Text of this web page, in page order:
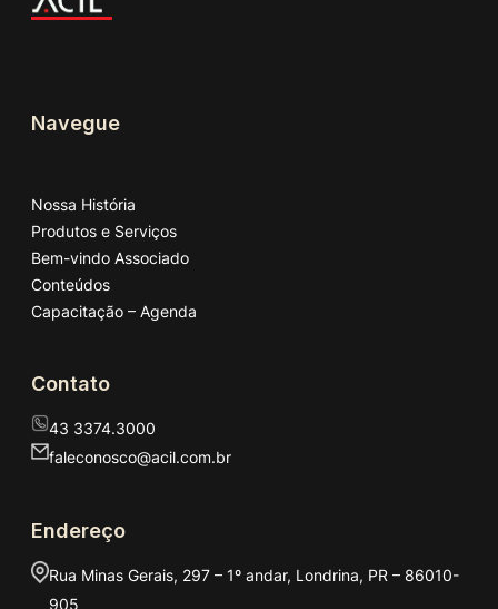
Navegue
Nossa História
Produtos e Serviços
Bem-vindo Associado
Conteúdos
Capacitação – Agenda
Contato
43 3374.3000
faleconosco@acil.com.br
Endereço
Rua Minas Gerais, 297 – 1º andar, Londrina, PR – 86010-
905